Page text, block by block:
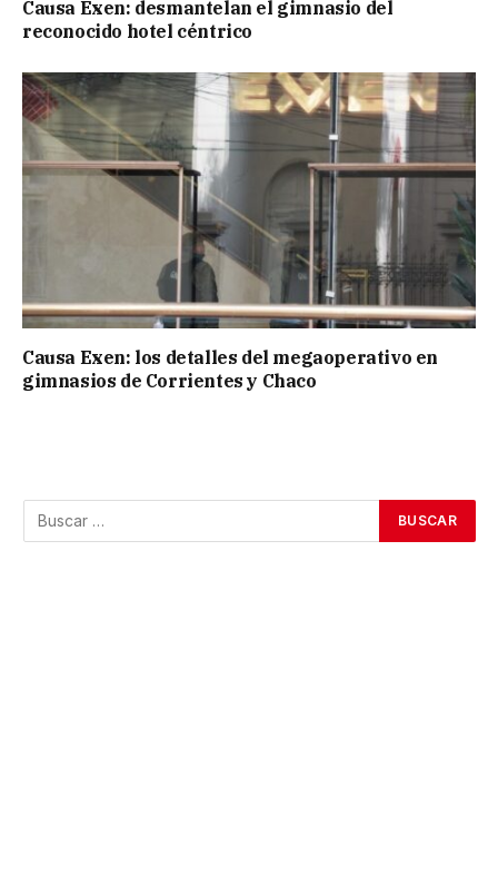
Causa Exen: desmantelan el gimnasio del
reconocido hotel céntrico
Causa Exen: los detalles del megaoperativo en
gimnasios de Corrientes y Chaco